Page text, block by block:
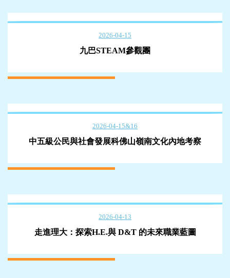
2026-04-15
九巴STEAM參觀團
2026-04-15&16
中五級公民與社會發展科佛山嶺南文化內地考察
2026-04-13
走進理大：探索H.E.與 D&T 的未來職業藍圖